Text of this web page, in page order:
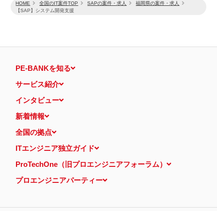
HOME 全国のIT案件TOP SAPの案件・求人
福岡県の案件・求人
【SAP】システム開発支援
PE-BANKを知る
サービス紹介
インタビュー
新着情報
全国の拠点
ITエンジニア独立ガイド
ProTechOne（旧プロエンジニアフォーラム）
プロエンジニアパーティー